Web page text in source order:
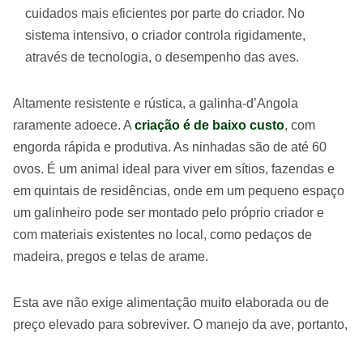
cuidados mais eficientes por parte do criador. No
sistema intensivo, o criador controla rigidamente,
através de tecnologia, o desempenho das aves.
Altamente resistente e rústica, a galinha-d’Angola
raramente adoece. A criação é de baixo custo, com
engorda rápida e produtiva. As ninhadas são de até 60
ovos. É um animal ideal para viver em sítios, fazendas e
em quintais de residências, onde em um pequeno espaço
um galinheiro pode ser montado pelo próprio criador e
com materiais existentes no local, como pedaços de
madeira, pregos e telas de arame.
Esta ave não exige alimentação muito elaborada ou de
preço elevado para sobreviver. O manejo da ave, portanto,